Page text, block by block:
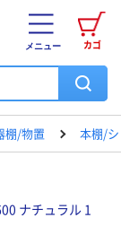
カゴ
メニュー
棚/物置 本棚/
ナチュラル 1